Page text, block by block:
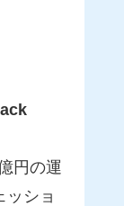
円の運
ッショ